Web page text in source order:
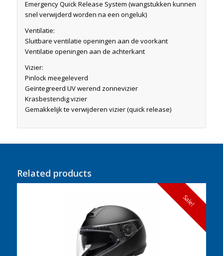
Emergency Quick Release System (wangstukken kunnen
snel verwijderd worden na een ongeluk)
Ventilatie:
Sluitbare ventilatie openingen aan de voorkant
Ventilatie openingen aan de achterkant
Vizier:
Pinlock meegeleverd
Geïntegreerd UV werend zonnevizier
Krasbestendig vizier
Gemakkelijk te verwijderen vizier (quick release)
Related products
Sale!